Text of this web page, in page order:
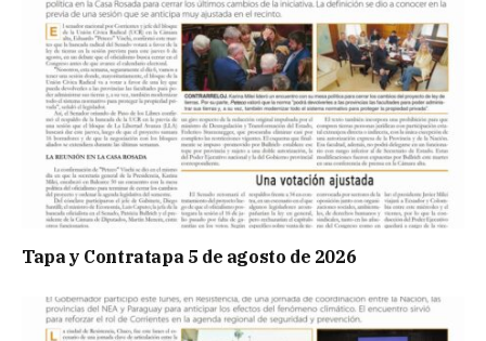
Tapa y Contratapa 5 de agosto de 2026